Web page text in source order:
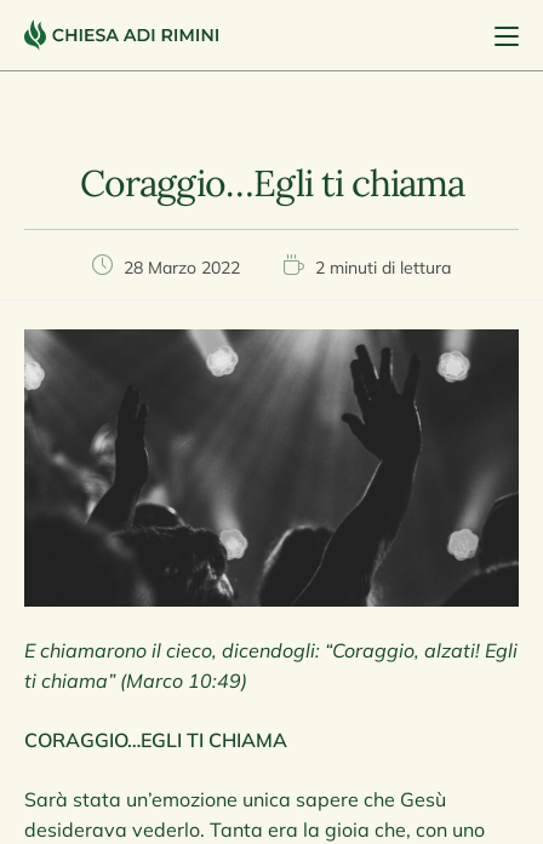
Coraggio…Egli ti chiama
28 Marzo 2022 2 minuti di lettura
E chiamarono il cieco, dicendogli: “Coraggio, alzati! Egli
ti chiama” (Marco 10:49)
CORAGGIO…EGLI TI CHIAMA
Sarà stata un’emozione unica sapere che Gesù
desiderava vederlo. Tanta era la gioia che, con uno